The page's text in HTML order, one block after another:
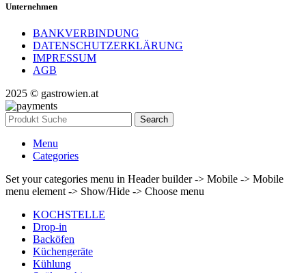
Unternehmen
BANKVERBINDUNG
DATENSCHUTZERKLÄRUNG
IMPRESSUM
AGB
2025 © gastrowien.at
Search
Menu
Categories
Set your categories menu in Header builder -> Mobile -> Mobile
menu element -> Show/Hide -> Choose menu
KOCHSTELLE
Drop-in
Backöfen
Küchengeräte
Kühlung